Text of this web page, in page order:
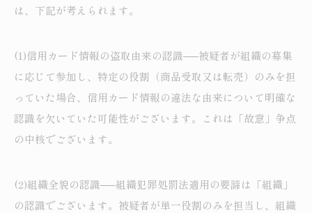
は、下記が考えられます。
(1)信用カード情報の盗取由来の認識──被疑者が組織の募集
に応じて参加し、特定の役割（商品受取又は転売）のみを担
っていた場合、信用カード情報の違法な由来について明確な
認識を欠いていた可能性がございます。これは「故意」争点
の中核でございます。
(2)組織全貌の認識──組織犯罪処罰法適用の要諦は「組織」
の認識でございます。被疑者が単一役割のみを担当し、組織